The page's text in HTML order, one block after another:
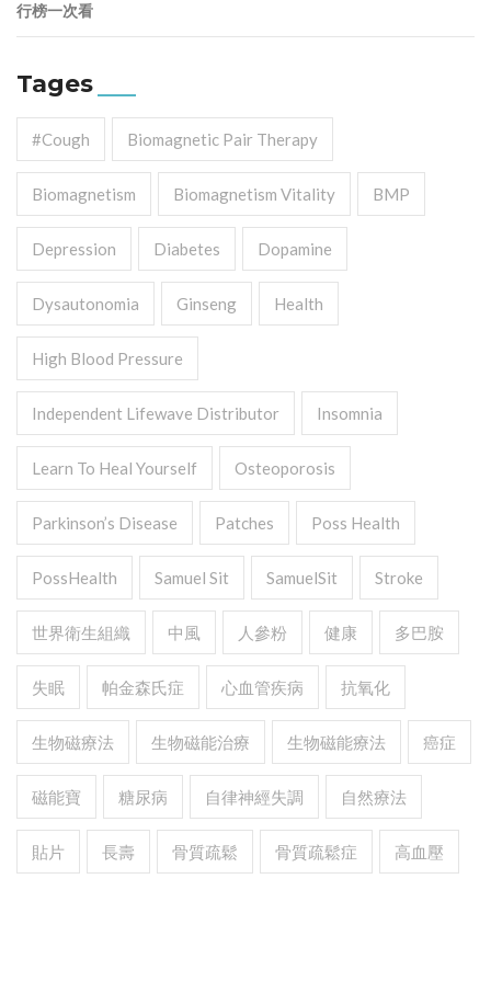
行榜一次看
Tages
#cough Biomagnetic Pair Therapy
Biomagnetism Biomagnetism Vitality BMP
Depression Diabetes Dopamine
Dysautonomia Ginseng Health
High Blood Pressure
Independent Lifewave Distributor Insomnia
Learn To Heal Yourself Osteoporosis
Parkinson’s Disease Patches Poss Health
PossHealth Samuel Sit SamuelSit Stroke
世界衛生組織 中風 人參粉 健康 多巴胺
失眠 帕金森氏症 心血管疾病 抗氧化
生物磁療法 生物磁能治療 生物磁能療法 癌症
磁能寶 糖尿病 自律神經失調 自然療法
貼片 長壽 骨質疏鬆 骨質疏鬆症 高血壓